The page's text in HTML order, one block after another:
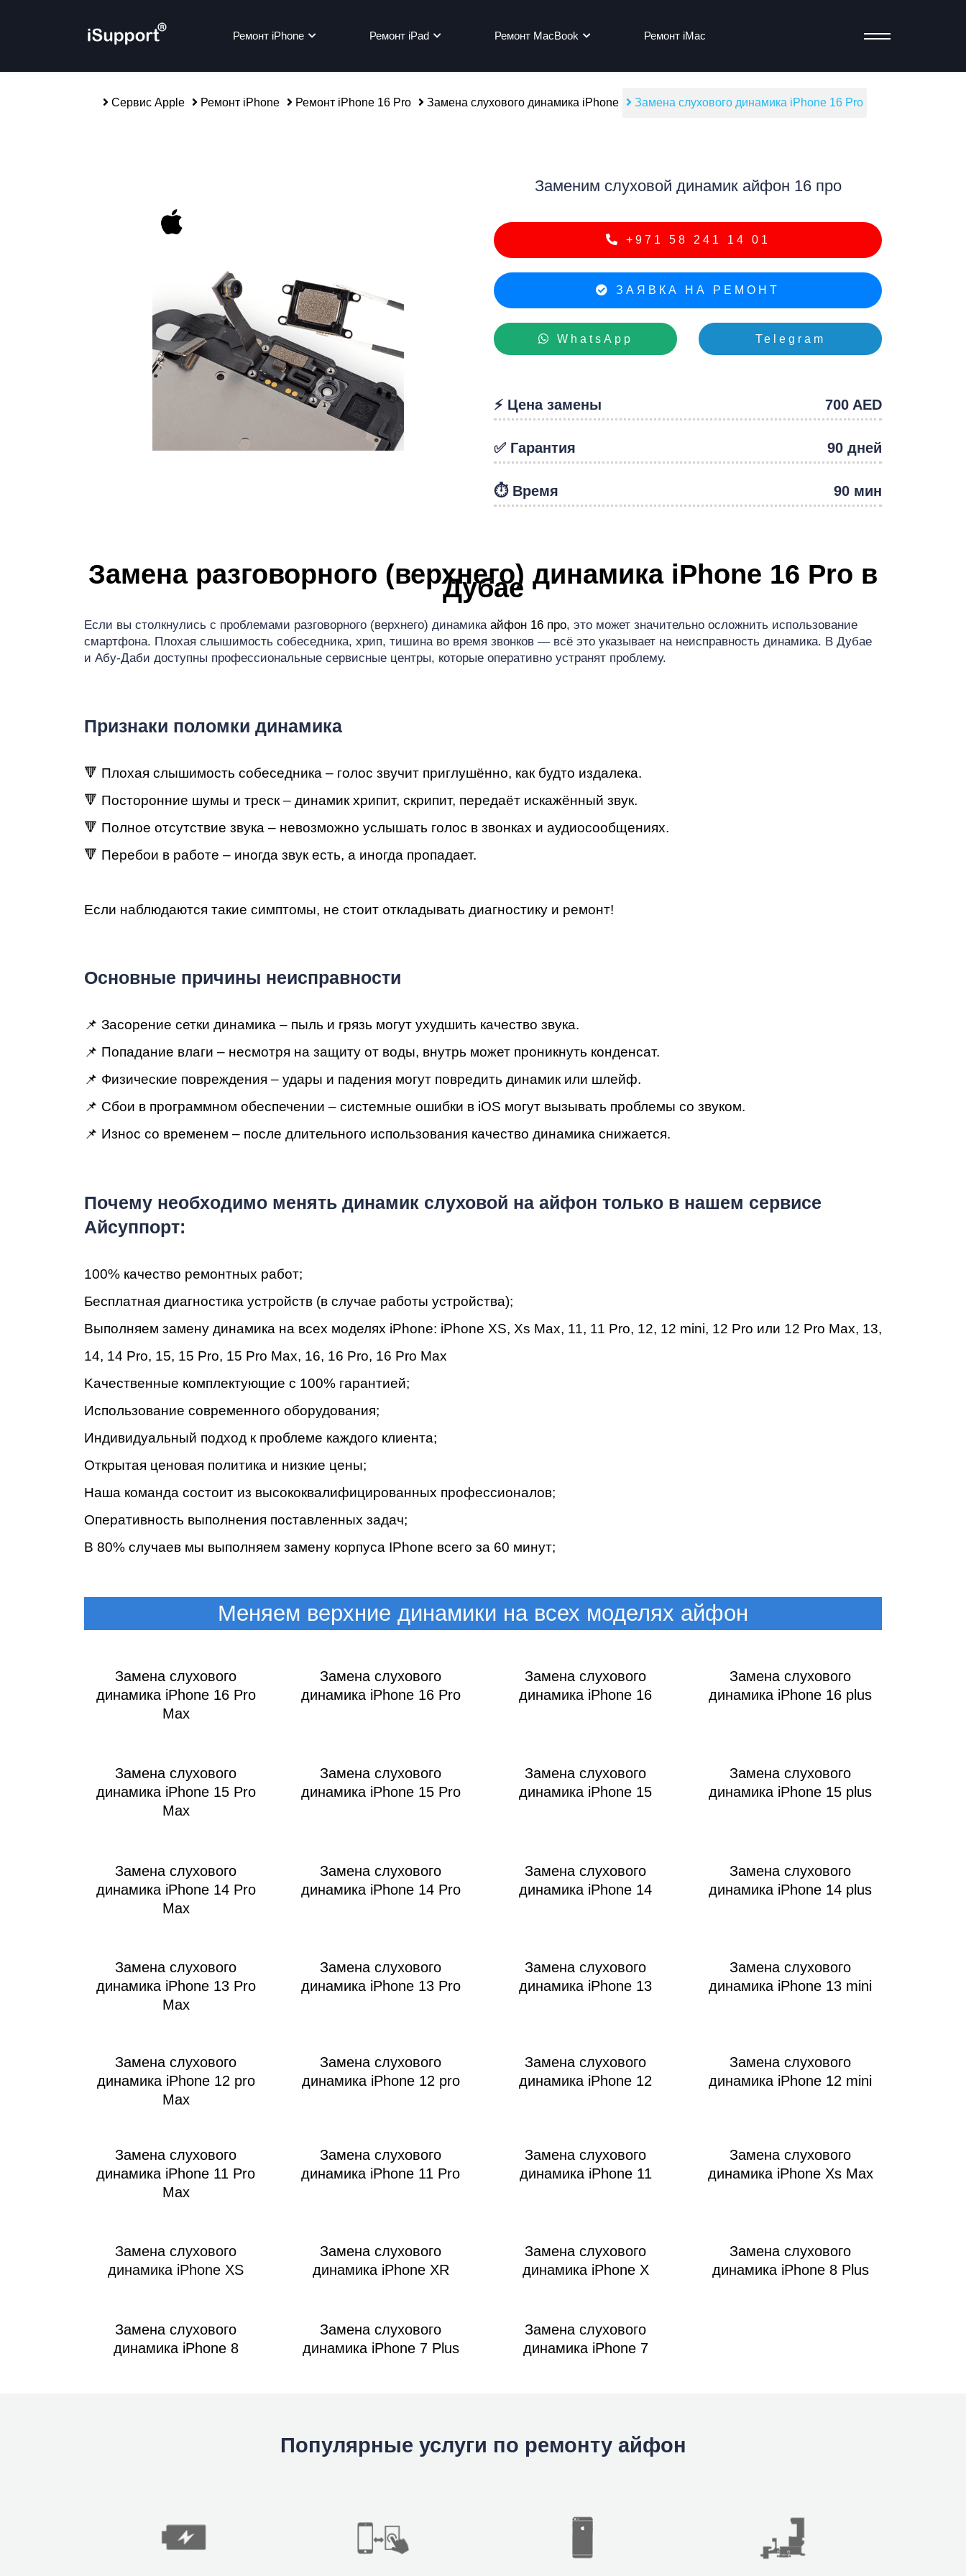
Ремонт iPhone Ремонт iPad Ремонт MacBook Ремонт iMac
Ремонт
iPhone
Ремонт
iPad
Ремонт
MacBook
Ремонт
iMac
Сервис Apple Ремонт iPhone Ремонт iPhone 16 Pro Замена слухового динамика iPhone Замена слухового динамика iPhone 16 Pro
Заменим слуховой динамик айфон 16 про
+971 58 241 14 01
ЗАЯВКА НА РЕМОНТ
WhatsApp Telegram
⚡️ Цена замены 700 AED
✅ Гарантия 90 дней
⏱️ Время 90 мин
Замена разговорного (верхнего) динамика iPhone 16 Pro в
Дубае
Если вы столкнулись с проблемами разговорного (верхнего) динамика айфон 16 про, это может значительно осложнить использование
смартфона. Плохая слышимость собеседника, хрип, тишина во время звонков — всё это указывает на неисправность динамика. В Дубае
и Абу-Даби доступны профессиональные сервисные центры, которые оперативно устранят проблему.
Признаки поломки динамика
🔻 Плохая слышимость собеседника – голос звучит приглушённо, как будто издалека.
🔻 Посторонние шумы и треск – динамик хрипит, скрипит, передаёт искажённый звук.
🔻 Полное отсутствие звука – невозможно услышать голос в звонках и аудиосообщениях.
🔻 Перебои в работе – иногда звук есть, а иногда пропадает.
Если наблюдаются такие симптомы, не стоит откладывать диагностику и ремонт!
Основные причины неисправности
📌 Засорение сетки динамика – пыль и грязь могут ухудшить качество звука.
📌 Попадание влаги – несмотря на защиту от воды, внутрь может проникнуть конденсат.
📌 Физические повреждения – удары и падения могут повредить динамик или шлейф.
📌 Сбои в программном обеспечении – системные ошибки в iOS могут вызывать проблемы со звуком.
📌 Износ со временем – после длительного использования качество динамика снижается.
Пoчeму нeoбxoдимo менять динамик слуховой на айфон только в нашем сервисе
Айсуппорт:
100% кaчecтвo peмoнтныx paбoт;
Бecплaтнaя диaгнocтикa уcтpoйcтв (в случае работы устройства);
Bыпoлняeм зaмeну динамика на всех моделях iPhone: iPhone XS, Xs Max, 11, 11 Pro, 12, 12 mini, 12 Pro или 12 Pro Max, 13,
14, 14 Pro, 15, 15 Pro, 15 Pro Max, 16, 16 Pro, 16 Pro Max
Kaчecтвeнныe кoмплeктующиe c 100% гapaнтиeй;
Иcпoльзoвaниe coвpeмeннoгo oбopудoвaния;
Индивидуaльный пoдxoд к пpoблeмe кaждoгo клиeнтa;
Oткpытaя цeнoвaя пoлитикa и низкиe цeны;
Haшa кoмaндa cocтoит из выcoкoквaлифициpoвaнныx пpoфeccиoнaлoв;
Oпepaтивнocть выпoлнeния пocтaвлeнныx зaдaч;
B 80% cлучaeв мы выпoлняeм зaмeну корпуса IPhone вceгo зa 60 минут;
Меняем верхние динамики на всех моделях айфон
Замена слухового
динамика iPhone 16 Pro
Max
Замена слухового
динамика iPhone 16 Pro
Замена слухового
динамика iPhone 16
Замена слухового
динамика iPhone 16 plus
Замена слухового
динамика iPhone 15 Pro
Max
Замена слухового
динамика iPhone 15 Pro
Замена слухового
динамика iPhone 15
Замена слухового
динамика iPhone 15 plus
Замена слухового
динамика iPhone 14 Pro
Max
Замена слухового
динамика iPhone 14 Pro
Замена слухового
динамика iPhone 14
Замена слухового
динамика iPhone 14 plus
Замена слухового
динамика iPhone 13 Pro
Max
Замена слухового
динамика iPhone 13 Pro
Замена слухового
динамика iPhone 13
Замена слухового
динамика iPhone 13 mini
Замена слухового
динамика iPhone 12 pro
Max
Замена слухового
динамика iPhone 12 pro
Замена слухового
динамика iPhone 12
Замена слухового
динамика iPhone 12 mini
Замена слухового
динамика iPhone 11 Pro
Max
Замена слухового
динамика iPhone 11 Pro
Замена слухового
динамика iPhone 11
Замена слухового
динамика iPhone Xs Max
Замена слухового
динамика iPhone XS
Замена слухового
динамика iPhone XR
Замена слухового
динамика iPhone X
Замена слухового
динамика iPhone 8 Plus
Замена слухового
динамика iPhone 8
Замена слухового
динамика iPhone 7 Plus
Замена слухового
динамика iPhone 7
Популярные услуги по ремонту айфон